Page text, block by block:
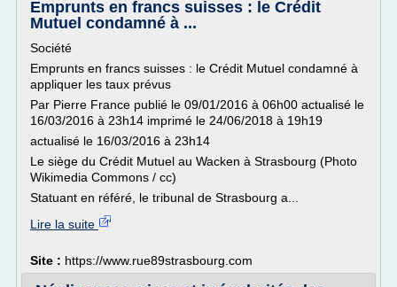
Emprunts en francs suisses : le Crédit
Mutuel condamné à ...
Société
Emprunts en francs suisses : le Crédit Mutuel condamné à
appliquer les taux prévus
Par Pierre France publié le 09/01/2016 à 06h00 actualisé le
16/03/2016 à 23h14 imprimé le 24/06/2018 à 19h19
actualisé le 16/03/2016 à 23h14
Le siège du Crédit Mutuel au Wacken à Strasbourg (Photo
Wikimedia Commons / cc)
Statuant en référé, le tribunal de Strasbourg a...
Lire la suite
Site : https://www.rue89strasbourg.com